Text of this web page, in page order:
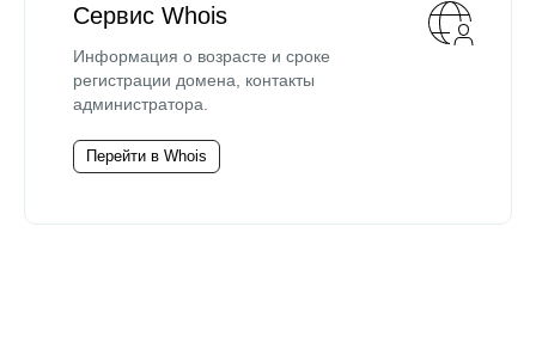
Сервис Whois
Информация о возрасте и сроке
регистрации домена, контакты
администратора.
Перейти в Whois